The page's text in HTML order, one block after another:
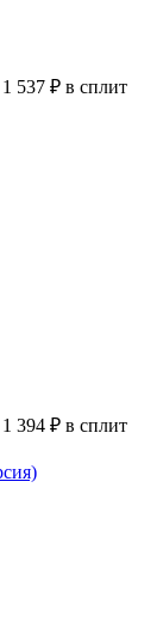
1 537 ₽ в сплит
1 394 ₽ в сплит